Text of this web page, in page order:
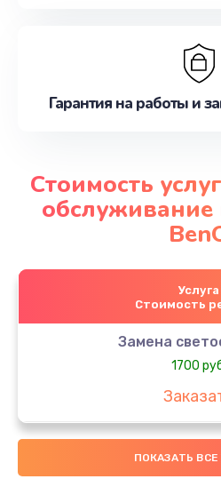
Гарантия на работы и
Стоимость
обслуживание
Услуга
Стоимость
Замена
1700
ПОКАЗАТЬ ВСЕ